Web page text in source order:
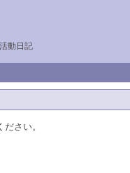
動日記
さい。